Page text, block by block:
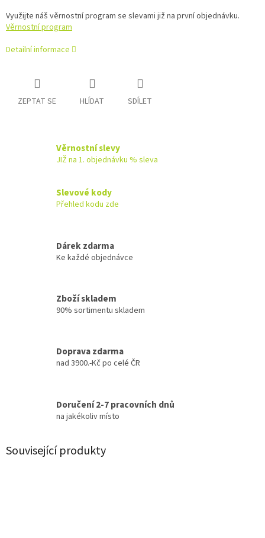
Využijte náš věrnostní program se slevami již na první objednávku.
Věrnostní program
Detailní informace
ZEPTAT SE HLÍDAT SDÍLET
Věrnostní slevy
JIŽ na 1. objednávku % sleva
Slevové kody
Přehled kodu zde
Dárek zdarma
Ke každé objednávce
Zboží skladem
90% sortimentu skladem
Doprava zdarma
nad 3900.-Kč po celé ČR
Doručení 2-7 pracovních dnů
na jakékoliv místo
Související produkty